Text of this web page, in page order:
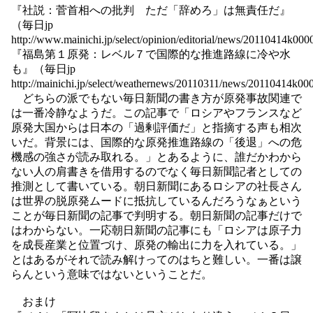
『社説：菅首相への批判 ただ「辞めろ」は無責任だ』
（毎日jp
http://www.mainichi.jp/select/opinion/editorial/news/
『福島第１原発：レベル７で国際的な推進路線に冷や水
も』（毎日jp
http://mainichi.jp/select/weathernews/20110311/news/
どちらの派でもない毎日新聞の書き方が原発事故関連で
は一番冷静なようだ。この記事で「ロシアやフランスなど
原発大国からは日本の「過剰評価だ」と指摘する声も相次
いだ。背景には、国際的な原発推進路線の「後退」への危
機感の強さが読み取れる。」とあるように、誰だかわから
ない人の肩書きを借用するのでなく毎日新聞記者としての
推測として書いている。朝日新聞にあるロシアの社長さん
は世界の脱原発ムードに抵抗しているんだろうなぁという
ことが毎日新聞の記事で判明する。朝日新聞の記事だけで
はわからない。一応朝日新聞の記事にも「ロシアは原子力
を成長産業と位置づけ、原発の輸出に力を入れている。」
とはあるがそれで読み解けってのはちと難しい。一番は譲
らんという意味ではないということだ。
おまけ